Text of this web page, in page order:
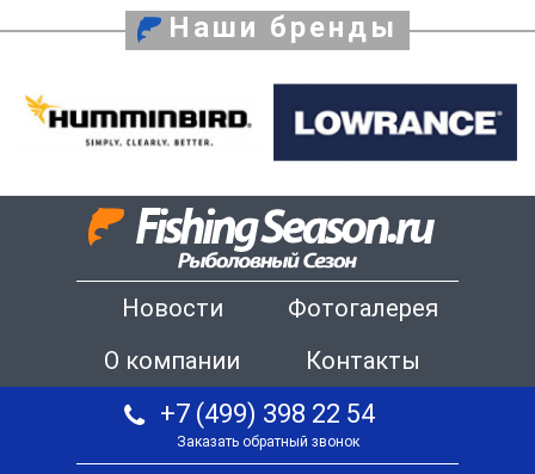
Наши бренды
Новости
Фотогалерея
О компании
Контакты
+7 (499) 398 22 54
Заказать обратный звонок